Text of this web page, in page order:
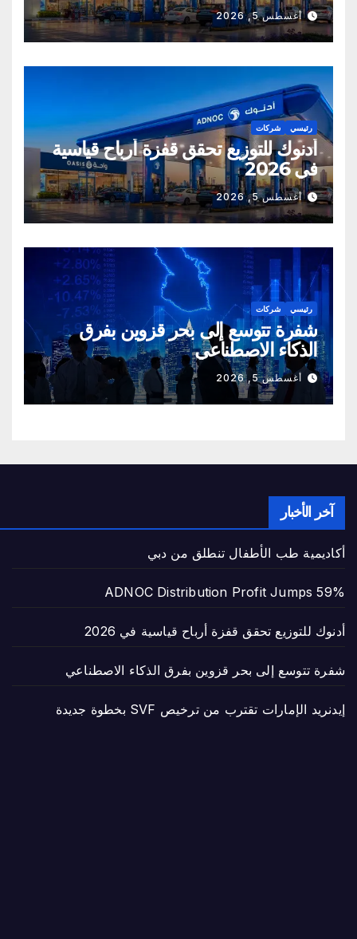
أغسطس 5, 2026
رئيسي شركات
أدنوك للتوزيع تحقق قفزة أرباح قياسية
في 2026
أغسطس 5, 2026
رئيسي شركات
شفرة تتوسع إلى بحر قزوين بفرق
الذكاء الاصطناعي
أغسطس 5, 2026
آخر الأخبار
أكاديمية طب الأطفال تنطلق من دبي
ADNOC Distribution Profit Jumps 59%
أدنوك للتوزيع تحقق قفزة أرباح قياسية في 2026
شفرة تتوسع إلى بحر قزوين بفرق الذكاء الاصطناعي
إيدنريد الإمارات تقترب من ترخيص SVF بخطوة جديدة